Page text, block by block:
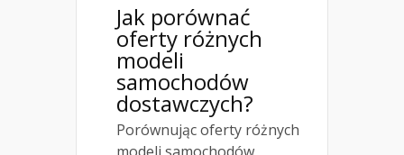
Jak porównać
oferty różnych
modeli
samochodów
dostawczych?
Porównując oferty różnych